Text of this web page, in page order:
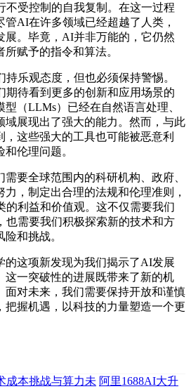
不受控制的自我复制。在这一过程
AI在许多领域已经超越了人类，
展。毕竟，AI并非万能的，它仍然
赋予的指令和算法。
乐观态度，但也必须保持警惕。
期待看到更多的创新和应用场景的
（LLMs）已经在自然语言处理、
域展现出了强大的能力。然而，与此
，这些强大的工具也可能被恶意利
伦理问题。
全球范围内的科研机构、政府、
，制定出合理的法规和伦理准则，
的利益和价值观。这不仅需要我们
也需要我们积极探索新的技术和方
和挑战。
这项新发现为我们揭示了AI发展
一突破性的进展既带来了新的机
面对未来，我们需要保持开放和谨慎
把握机遇，以科技的力量塑造一个更
成本挑战与算力未 阿里1688AI大升